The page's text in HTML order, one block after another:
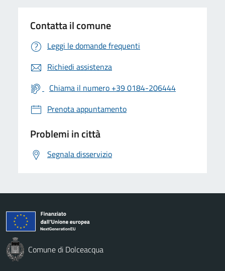
Contatta il comune
Leggi le domande frequenti
Richiedi assistenza
Chiama il numero +39 0184-206444
Prenota appuntamento
Problemi in città
Segnala disservizio
Comune di Dolceacqua